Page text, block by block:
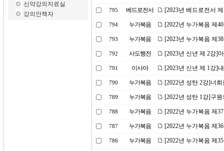
신약강의자료실
강의안책자
795 베드로전서 [2023년 베드로전서
794 누가복음 [2022년 누가복음 제
793 누가복음 [2023년 누가복음 제
792 사도행전 [2023년 신년 제 2강]
791 이사야 [2023년 신년 제 1강]
790 누가복음 [2022년 성탄 2강]너
789 누가복음 [2022년 성탄 1강]구
788 누가복음 [2022년 누가복음 제
787 누가복음 [2022년 누가복음 제
786 누가복음 [2022년 누가복음 제